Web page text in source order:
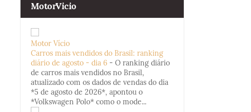
MotorVicio
Motor Vício
Carros mais vendidos do Brasil: ranking
diário de agosto - dia 6 - O ranking diário
de carros mais vendidos no Brasil,
atualizado com os dados de vendas do dia
*5 de agosto de 2026*, apontou o
*Volkswagen Polo* como o mode...